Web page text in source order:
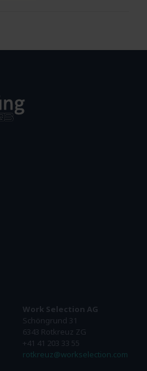
Work Selection AG
Schöngrund 31
6343 Rotkreuz ZG
+41 41 203 33 55
rotkreuz@workselection.com